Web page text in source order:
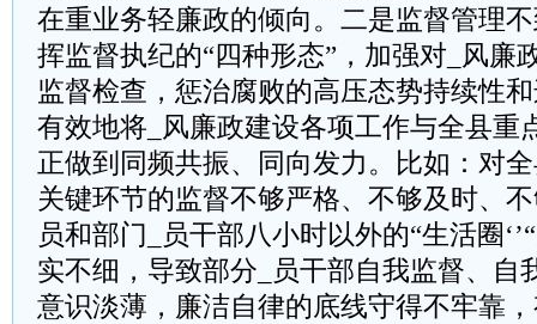
在重业务轻廉政的倾向。二是监督管理
挥监督执纪的“四种形态”，加强对_风廉
监督检查，惩治腐败的高压态势持续性
有效地将_风廉政建设各项工作与全县重
正做到同频共振、同向发力。比如：对
关键环节的监督不够严格、不够及时、
员和部门_员干部八小时以外的“生活圈
实不细，导致部分_员干部自我监督、自
意识淡薄，廉洁自律的底线守得不牢靠